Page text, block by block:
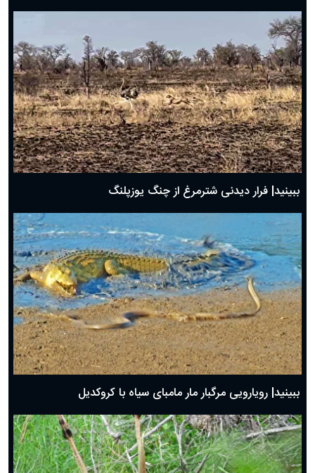
ببینید| فرار دیدنی شترمرغ از چنگ یوزپلنگ
ببینید| رویارویی مرگبار مار مامبای سیاه با کروکدیل